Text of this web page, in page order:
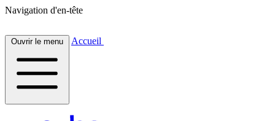
Navigation d'en-tête
Ouvrir le menu Accueil